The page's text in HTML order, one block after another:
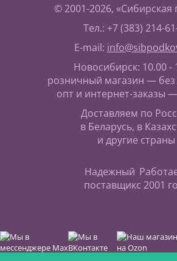
© 2001-2026, «Сибирская
Тел.: +7 (383) 214-
E-mail:
Новосибирск: 10.00 -
розничный магазин —
опт и интернет-заказы
Доставляем по
в Беларусь, в
и другие страны
Надежный
поставщикс 2001